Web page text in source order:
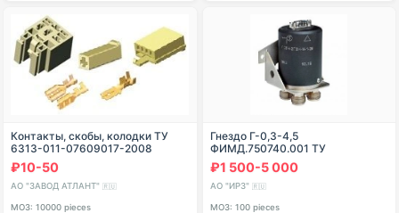
Контакты, скобы, колодки ТУ
6313-011-07609017-2008
₽10-50
АО "ЗАВОД АТЛАНТ" 🇷🇺
МОЗ: 10000 pieces
Гнездо Г-0,3-4,5
ФИМД.750740.001 ТУ
₽1 500-5 000
АО "ИРЗ" 🇷🇺
МОЗ: 100 pieces